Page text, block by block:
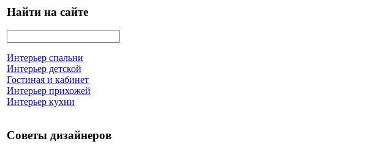
Найти на сайте
Интерьер спальни
Интерьер детской
Гостиная и кабинет
Интерьер прихожей
Интерьер кухни
Советы дизайнеров